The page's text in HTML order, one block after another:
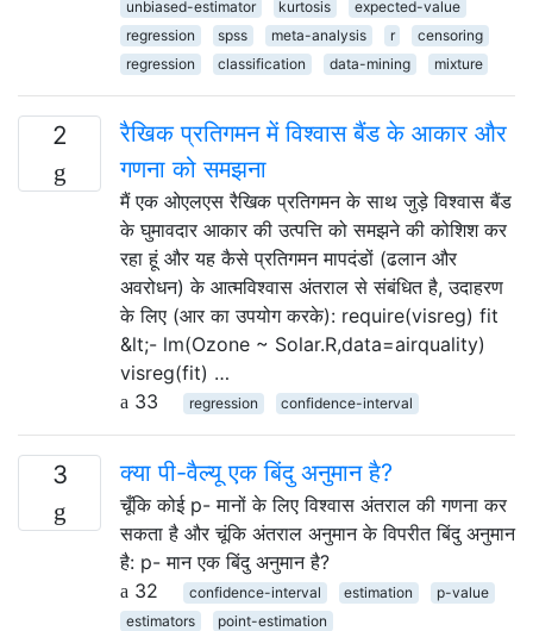
unbiased-estimator
kurtosis
expected-value
regression
spss meta-analysis r
censoring
regression
classification data-mining mixture
2
रैखिक प्रतिगमन में विश्वास बैंड के आकार और
गणना को समझना
मैं एक ओएलएस रैखिक प्रतिगमन के साथ जुड़े विश्वास बैंड
के घुमावदार आकार की उत्पत्ति को समझने की कोशिश कर
रहा हूं और यह कैसे प्रतिगमन मापदंडों (ढलान और
अवरोधन) के आत्मविश्वास अंतराल से संबंधित है, उदाहरण
के लिए (आर का उपयोग करके): require(visreg) fit
&lt;- lm(Ozone ~ Solar.R,data=airquality)
visreg(fit) …
33
regression confidence-interval
3 क्या पी-वैल्यू एक बिंदु अनुमान है?
चूँकि कोई p- मानों के लिए विश्वास अंतराल की गणना कर
सकता है और चूंकि अंतराल अनुमान के विपरीत बिंदु अनुमान
है: p- मान एक बिंदु अनुमान है?
32
confidence-interval estimation
p-value
estimators
point-estimation